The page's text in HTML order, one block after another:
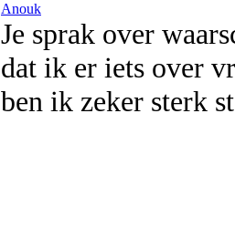
Anouk
Je sprak over
dat ik er iets over
ben ik zeker sterk